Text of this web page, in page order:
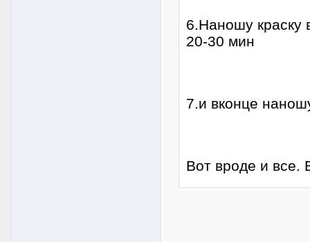
6.Наношу краску
20-30 мин
7.и вконце
Вот вроде и